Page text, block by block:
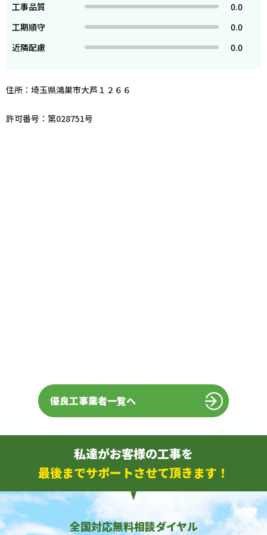
工事品質
0.0
工期順守
0.0
近隣配慮
0.0
住所：埼玉県鴻巣市大芦１２６６
許可番号：第028751号
優良工事業者一覧へ
私達がお客様の工事を
最後までサポートさせて頂きます！
全国対応無料相談ダイヤル